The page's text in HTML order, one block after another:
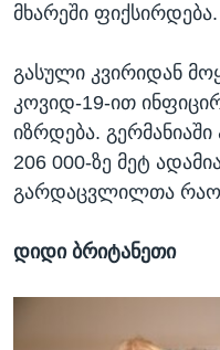
მხარეში ფიქსირდება.
გასული კვირიდან
კოვიდ-19-ით
იზრდება.
206 000-ზე მეტ
გარდაცვლილთა
დიდი ბრიტანეთი